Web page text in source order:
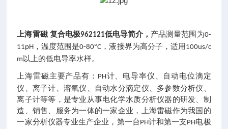
上海雷磁 复合电极962121低电导简介， 产品测量范围为0-
11pH ，温度范围是0-80°C ，液接界为高分子，适用 100us/c
m 以上的低电导率水样。
上海雷磁主要产品有： PH计、电导率仪、自动电位滴定
仪、离子计、溶氧仪、自动水分滴定仪、多参数分析仪、
离子计等等，是专业从事电化学水质分析仪器的研发、制
造、销售、服务为一体的一家企业，上海雷磁作为我国的
一家分析仪器专业生产企业，第一台PH计和第一支PH电极